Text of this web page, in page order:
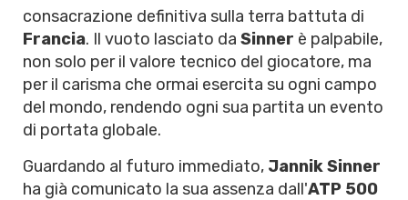
consacrazione definitiva sulla terra battuta di
Francia. Il vuoto lasciato da Sinner è palpabile,
non solo per il valore tecnico del giocatore, ma
per il carisma che ormai esercita su ogni campo
del mondo, rendendo ogni sua partita un evento
di portata globale.
Guardando al futuro immediato, Jannik Sinner
ha già comunicato la sua assenza dall'ATP 500